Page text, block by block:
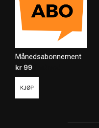
Månedsabonnement
kr99
KJØP